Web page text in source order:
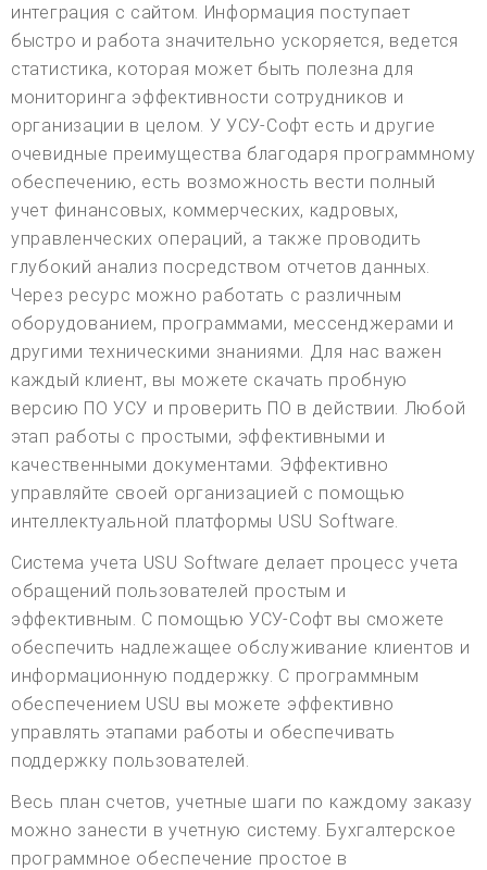
интеграция с сайтом. Информация поступает
быстро и работа значительно ускоряется, ведется
статистика, которая может быть полезна для
мониторинга эффективности сотрудников и
организации в целом. У УСУ-Софт есть и другие
очевидные преимущества благодаря программному
обеспечению, есть возможность вести полный
учет финансовых, коммерческих, кадровых,
управленческих операций, а также проводить
глубокий анализ посредством отчетов данных.
Через ресурс можно работать с различным
оборудованием, программами, мессенджерами и
другими техническими знаниями. Для нас важен
каждый клиент, вы можете скачать пробную
версию ПО УСУ и проверить ПО в действии. Любой
этап работы с простыми, эффективными и
качественными документами. Эффективно
управляйте своей организацией с помощью
интеллектуальной платформы USU Software.
Система учета USU Software делает процесс учета
обращений пользователей простым и
эффективным. С помощью УСУ-Софт вы сможете
обеспечить надлежащее обслуживание клиентов и
информационную поддержку. С программным
обеспечением USU вы можете эффективно
управлять этапами работы и обеспечивать
поддержку пользователей.
Весь план счетов, учетные шаги по каждому заказу
можно занести в учетную систему. Бухгалтерское
программное обеспечение простое в